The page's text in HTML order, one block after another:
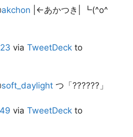
akchon |←あかつき| ┗(^o^
via TweetDeck to
soft_daylight つ「??????」
via TweetDeck to